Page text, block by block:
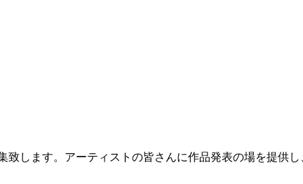
します。アーティストの皆さんに作品発表の場を提供